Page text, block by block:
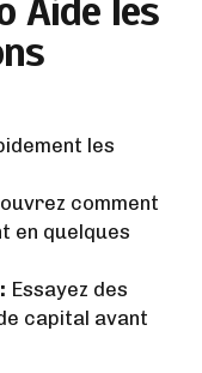
Aide les
les
comment
en quelques
Essayez des
capital avant